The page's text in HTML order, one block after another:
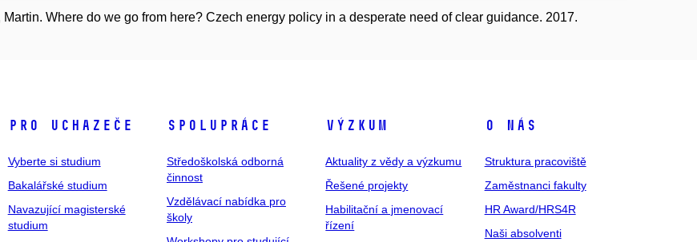
Where do we go from here? Czech energy policy in a desperate need of clear guidance. 2017.
Pro uchazeče
Vyberte si studium
Bakalářské studium
Navazující magisterské
studium
Spolupráce
Středoškolská odborná
činnost
Vzdělávací nabídka pro
školy
Výzkum
Aktuality z vědy a výzkumu
Řešené projekty
Habilitační a jmenovací
řízení
O nás
Struktura pracoviště
Zaměstnanci fakulty
HR Award/HRS4R
Naši absolventi